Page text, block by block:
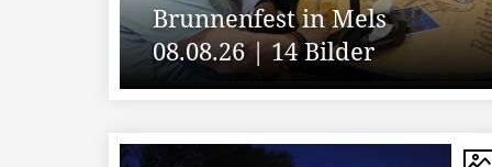
Brunnenfest in Mels
08.08.26 | 14 Bilder